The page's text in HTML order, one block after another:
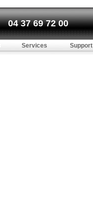
Services Support
04 37 69 72 00